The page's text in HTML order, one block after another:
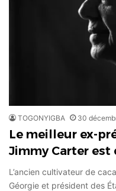
TOGONYIGBA 30
Le meilleur ex-
Jimmy Carter est
L’ancien cultivateur de
Géorgie et président des